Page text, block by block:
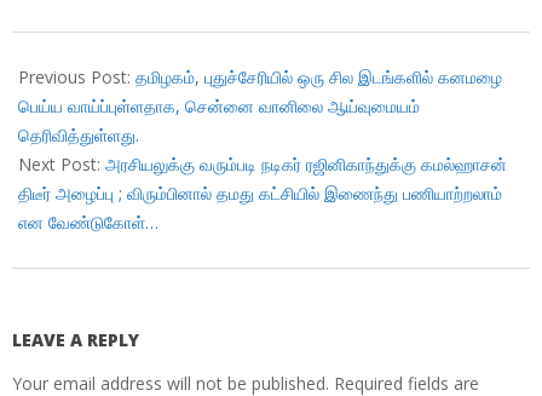
09-
15
Previous Post: தமிழகம், புதுச்சேரியில் ஒரு சில இடங்களில் கனமழை
பெய்ய வாய்ப்புள்ளதாக, சென்னை வானிலை ஆய்வுமையம்
தெரிவித்துள்ளது.
Next Post: அரசியலுக்கு வரும்படி நடிகர் ரஜினிகாந்துக்கு கமல்ஹாசன்
திடீர் அழைப்பு ; விரும்பினால் தமது கட்சியில் இணைந்து பணியாற்றலாம்
என வேண்டுகோள்…
LEAVE A REPLY
Your email address will not be published. Required fields are